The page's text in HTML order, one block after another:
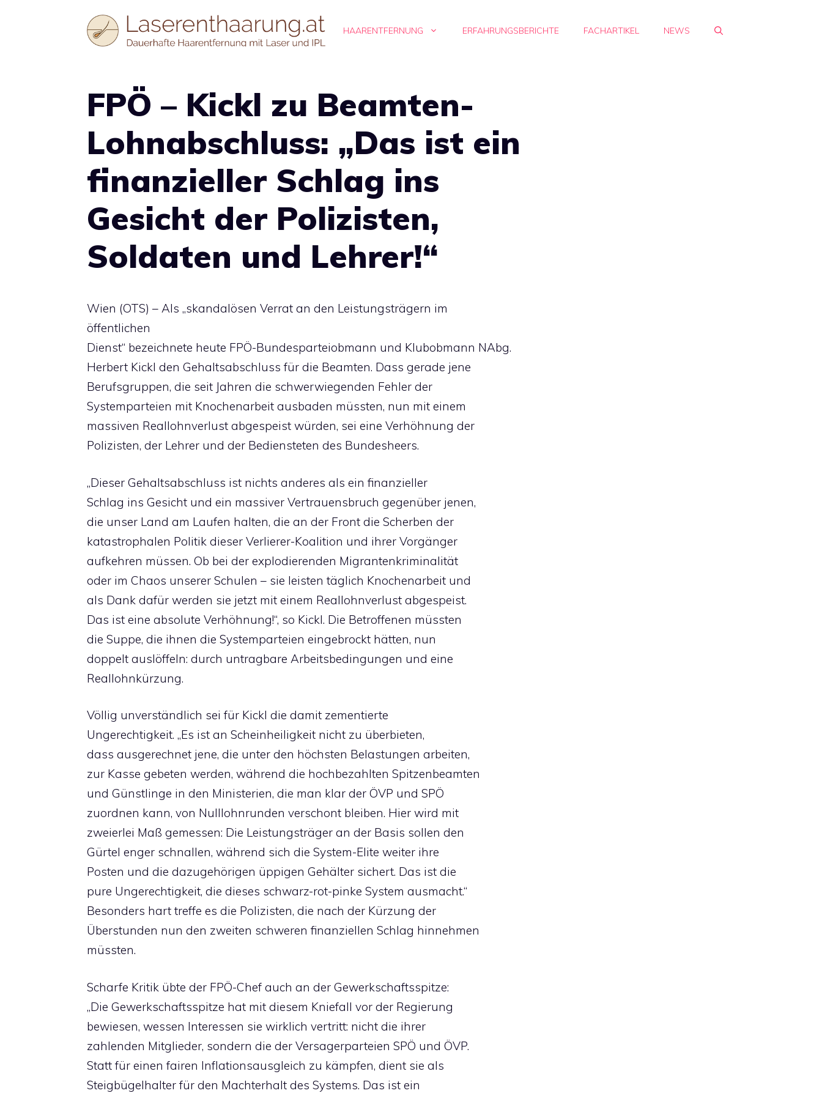
HAARENTFERNUNG ERFAHRUNGSBERICHTE FACHARTIKEL NEWS
FPÖ – Kickl zu Beamten-
Lohnabschluss: „Das ist ein
finanzieller Schlag ins
Gesicht der Polizisten,
Soldaten und Lehrer!“
Wien (OTS) – Als „skandalösen Verrat an den Leistungsträgern im
öffentlichen
Dienst“ bezeichnete heute FPÖ-Bundesparteiobmann und Klubobmann NAbg.
Herbert Kickl den Gehaltsabschluss für die Beamten. Dass gerade jene
Berufsgruppen, die seit Jahren die schwerwiegenden Fehler der
Systemparteien mit Knochenarbeit ausbaden müssten, nun mit einem
massiven Reallohnverlust abgespeist würden, sei eine Verhöhnung der
Polizisten, der Lehrer und der Bediensteten des Bundesheers.
„Dieser Gehaltsabschluss ist nichts anderes als ein finanzieller
Schlag ins Gesicht und ein massiver Vertrauensbruch gegenüber jenen,
die unser Land am Laufen halten, die an der Front die Scherben der
katastrophalen Politik dieser Verlierer-Koalition und ihrer Vorgänger
aufkehren müssen. Ob bei der explodierenden Migrantenkriminalität
oder im Chaos unserer Schulen – sie leisten täglich Knochenarbeit und
als Dank dafür werden sie jetzt mit einem Reallohnverlust abgespeist.
Das ist eine absolute Verhöhnung!“, so Kickl. Die Betroffenen müssten
die Suppe, die ihnen die Systemparteien eingebrockt hätten, nun
doppelt auslöffeln: durch untragbare Arbeitsbedingungen und eine
Reallohnkürzung.
Völlig unverständlich sei für Kickl die damit zementierte
Ungerechtigkeit. „Es ist an Scheinheiligkeit nicht zu überbieten,
dass ausgerechnet jene, die unter den höchsten Belastungen arbeiten,
zur Kasse gebeten werden, während die hochbezahlten Spitzenbeamten
und Günstlinge in den Ministerien, die man klar der ÖVP und SPÖ
zuordnen kann, von Nulllohnrunden verschont bleiben. Hier wird mit
zweierlei Maß gemessen: Die Leistungsträger an der Basis sollen den
Gürtel enger schnallen, während sich die System-Elite weiter ihre
Posten und die dazugehörigen üppigen Gehälter sichert. Das ist die
pure Ungerechtigkeit, die dieses schwarz-rot-pinke System ausmacht.“
Besonders hart treffe es die Polizisten, die nach der Kürzung der
Überstunden nun den zweiten schweren finanziellen Schlag hinnehmen
müssten.
Scharfe Kritik übte der FPÖ-Chef auch an der Gewerkschaftsspitze:
„Die Gewerkschaftsspitze hat mit diesem Kniefall vor der Regierung
bewiesen, wessen Interessen sie wirklich vertritt: nicht die ihrer
zahlenden Mitglieder, sondern die der Versagerparteien SPÖ und ÖVP.
Statt für einen fairen Inflationsausgleich zu kämpfen, dient sie als
Steigbügelhalter für den Machterhalt des Systems. Das ist ein